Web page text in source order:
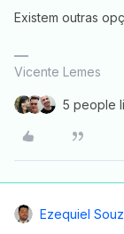
Existem outras
Vicente Lemes
5 people
Ezequiel